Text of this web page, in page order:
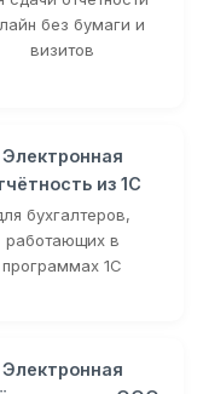
без бумаги и
визитов
Электронная
из 1С
бухгалтеров,
работающих в
программах 1С
Электронная